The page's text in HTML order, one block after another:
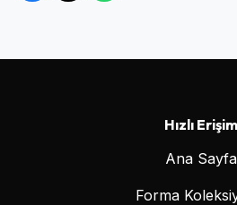
Hızlı Erişim
Ana Sayfa
Forma